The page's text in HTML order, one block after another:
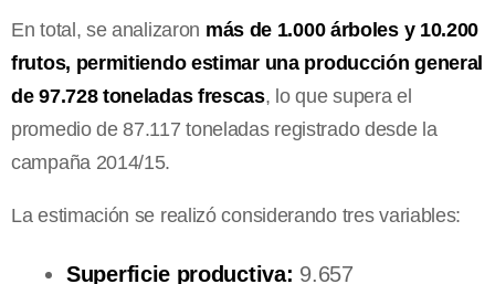
En total, se analizaron más de 1.000 árboles y 10.200
frutos, permitiendo estimar una producción general
de 97.728 toneladas frescas, lo que supera el
promedio de 87.117 toneladas registrado desde la
campaña 2014/15.
La estimación se realizó considerando tres variables:
Superficie productiva: 9.657